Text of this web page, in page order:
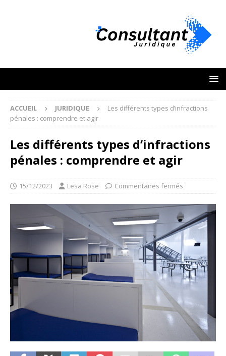
ACCUEIL JURIDIQUE
Les différents types d’infractions
pénales : comprendre et agir
Les différents types d’infractions
pénales : comprendre et agir
15/12/2023 Lesa Rose Commentaires fermés